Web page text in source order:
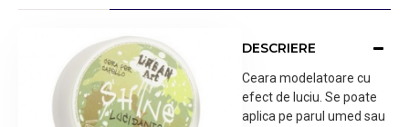
DESCRIERE
Ceara modelatoare cu
efect de luciu. Se poate
aplica pe parul umed sau